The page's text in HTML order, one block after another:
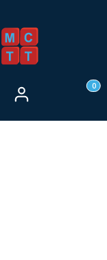
Zaloguj się